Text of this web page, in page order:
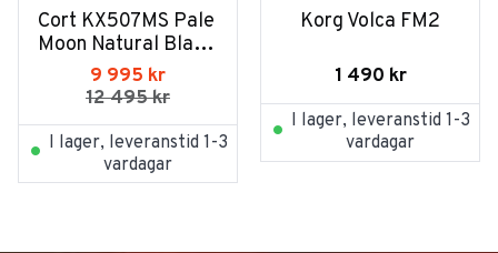
Cort KX507MS Pale
Moon Natural Black
Burst
9 995 kr
12 495kr
I lager, leveranstid 1-3
vardagar
Korg Volca FM2
1 490 kr
I lager, leveranstid 1-3
vardagar